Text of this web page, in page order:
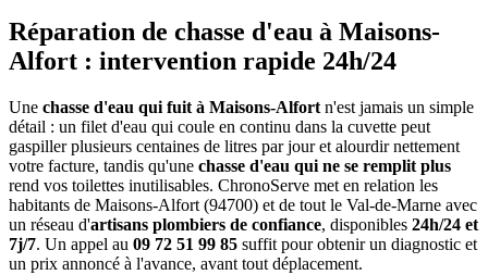
Réparation de chasse d'eau à Maisons-
Alfort : intervention rapide 24h/24
Une chasse d'eau qui fuit à Maisons-Alfort n'est jamais un simple
détail : un filet d'eau qui coule en continu dans la cuvette peut
gaspiller plusieurs centaines de litres par jour et alourdir nettement
votre facture, tandis qu'une chasse d'eau qui ne se remplit plus
rend vos toilettes inutilisables. ChronoServe met en relation les
habitants de Maisons-Alfort (94700) et de tout le Val-de-Marne avec
un réseau d'artisans plombiers de confiance, disponibles 24h/24 et
7j/7. Un appel au 09 72 51 99 85 suffit pour obtenir un diagnostic et
un prix annoncé à l'avance, avant tout déplacement.